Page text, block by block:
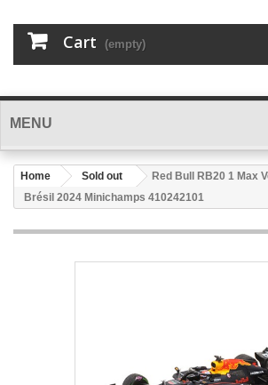
Cart (empty)
MENU
Home Sold out
Red Bull RB20 1 Max
Brésil 2024 Minichamps 410242101